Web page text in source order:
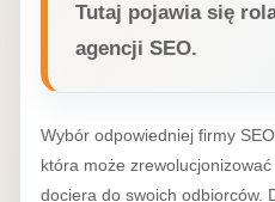
Tutaj pojawia się
agencji SEO.
Wybór odpowiedniej firmy
która może
dociera do swoich odbiorców.